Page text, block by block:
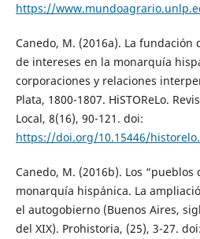
https://
Canedo, M. (2016a). La fundación
de intereses en la monarquía
corporaciones y relaciones
Plata, 1800-1807. HiSTOReLo.
Local, 8(16), 90-121. doi:
https://doi.org/10.15446/
Canedo, M. (2016b). Los “pueblos
monarquía hispánica. La
el autogobierno (Buenos Aires,
del XIX). Prohistoria, (25), 3-27. doi: